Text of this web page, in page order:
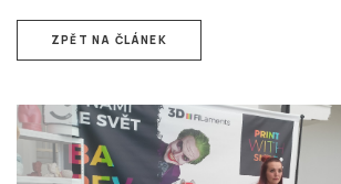
ZPĚT NA ČLÁNEK